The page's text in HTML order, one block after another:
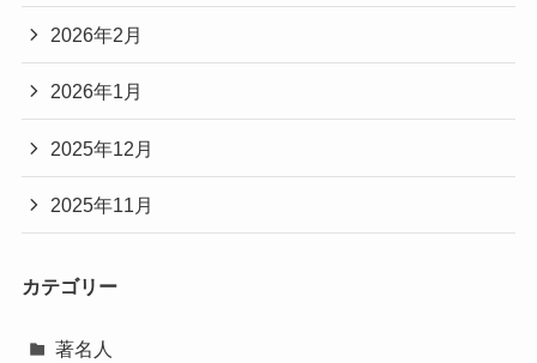
2026年2月
2026年1月
2025年12月
2025年11月
カテゴリー
著名人